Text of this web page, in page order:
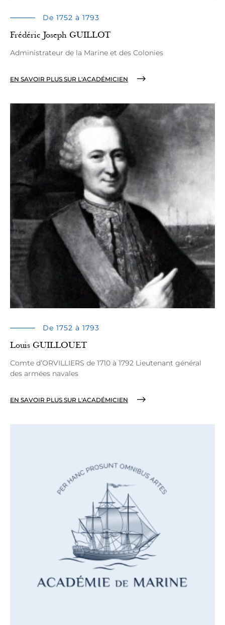
De 1752 à 1793
Frédéric Joseph GUILLOT
Administrateur de la Marine et des Colonies
EN SAVOIR PLUS SUR L'ACADÉMICIEN
De 1752 à 1793
Louis GUILLOUET
Comte d’ORVILLIERS de 1710 à 1792 Lieutenant général
des armées navales
EN SAVOIR PLUS SUR L'ACADÉMICIEN